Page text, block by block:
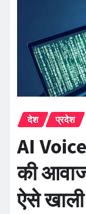
देश प्रदेश
AI
की
ऐसे